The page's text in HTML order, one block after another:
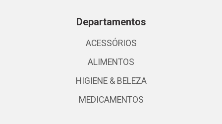
Departamentos
ACESSÓRIOS
ALIMENTOS
HIGIENE & BELEZA
MEDICAMENTOS